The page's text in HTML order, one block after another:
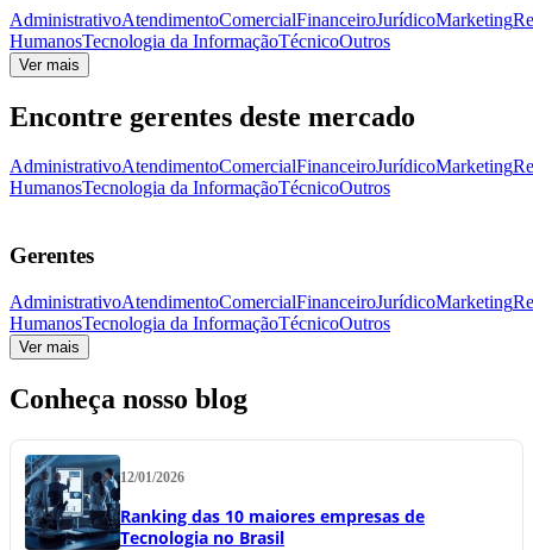
AdministrativoAtendimentoComercialFinanceiroJurídicoMarketing
HumanosTecnologia da InformaçãoTécnicoOutros
Ver mais
Encontre gerentes deste mercado
AdministrativoAtendimentoComercialFinanceiroJurídicoMarketing
HumanosTecnologia da InformaçãoTécnicoOutros
Gerentes
AdministrativoAtendimentoComercialFinanceiroJurídicoMarketing
HumanosTecnologia da InformaçãoTécnicoOutros
Ver mais
Conheça nosso blog
12/01/2026
Ranking das 10 maiores empresas de
Tecnologia no Brasil